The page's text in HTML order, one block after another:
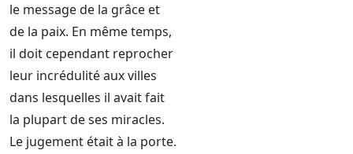
le message de la grâce et
de la paix. En même temps,
il doit cependant reprocher
leur incrédulité aux villes
dans lesquelles il avait fait
la plupart de ses miracles.
Le jugement était à la porte.